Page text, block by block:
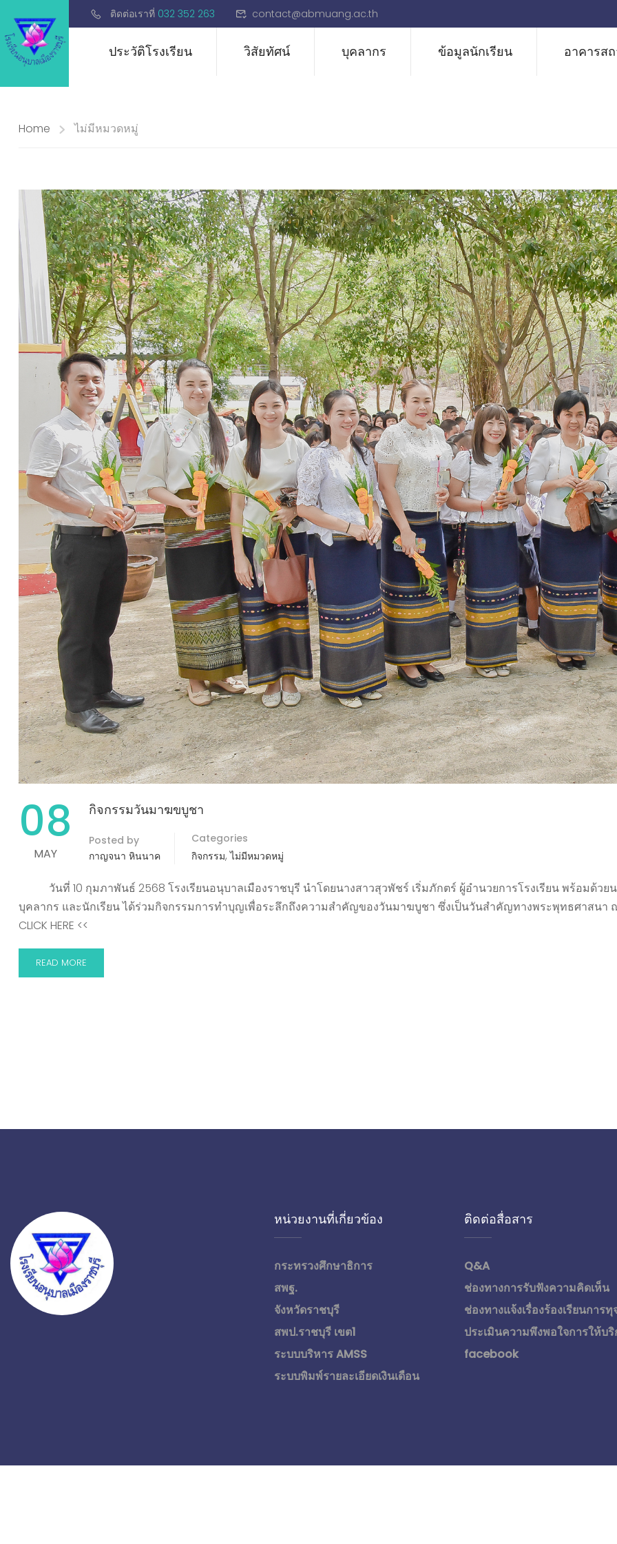
ติดต่อเราที่ 032 352 263 contact@abmuang.ac.th
ประวัติโรงเรียน วิสัยทัศน์ บุคลากร ข้อมูลนักเรียน อาคารส
Home ไม่มีหมวดหมู่
08
MAY
กิจกรรมวันมาฆขบูชา
Posted by
กาญจนา หินนาค
Categories
กิจกรรม,ไม่มีหมวดหมู่
วันที่ 10 กุมภาพันธ์ 2568 โรงเรียนอนุบาลเมืองราชบุรี นำโดยนางสาวสุวพัชร์ เริ่มภักตร์ ผู้อำนวยการโรงเรียน พร้อมด้วย
บุคลากร และนักเรียน ได้ร่วมกิจกรรมการทำบุญเพื่อระลึกถึงความสำคัญของวันมาฆบูชา ซึ่งเป็นวันสำคัญทางพระพุทธศาสนา
CLICK HERE <<
READ MORE
หน่วยงานที่เกี่ยวข้อง
กระทรวงศึกษาธิการ
สพฐ.
จังหวัดราชบุรี
สพป.ราชบุรี เขต1
ระบบบริหาร AMSS
ระบบพิมพ์รายละเอียดเงินเดือน
ติดต่อสื่อสาร
Q&A
ช่องทางการรับฟังความคิดเห็น
ช่องทางแจ้งเรื่องร้องเรียนการทุ
ประเมินความพึงพอใจการให้บริ
facebook